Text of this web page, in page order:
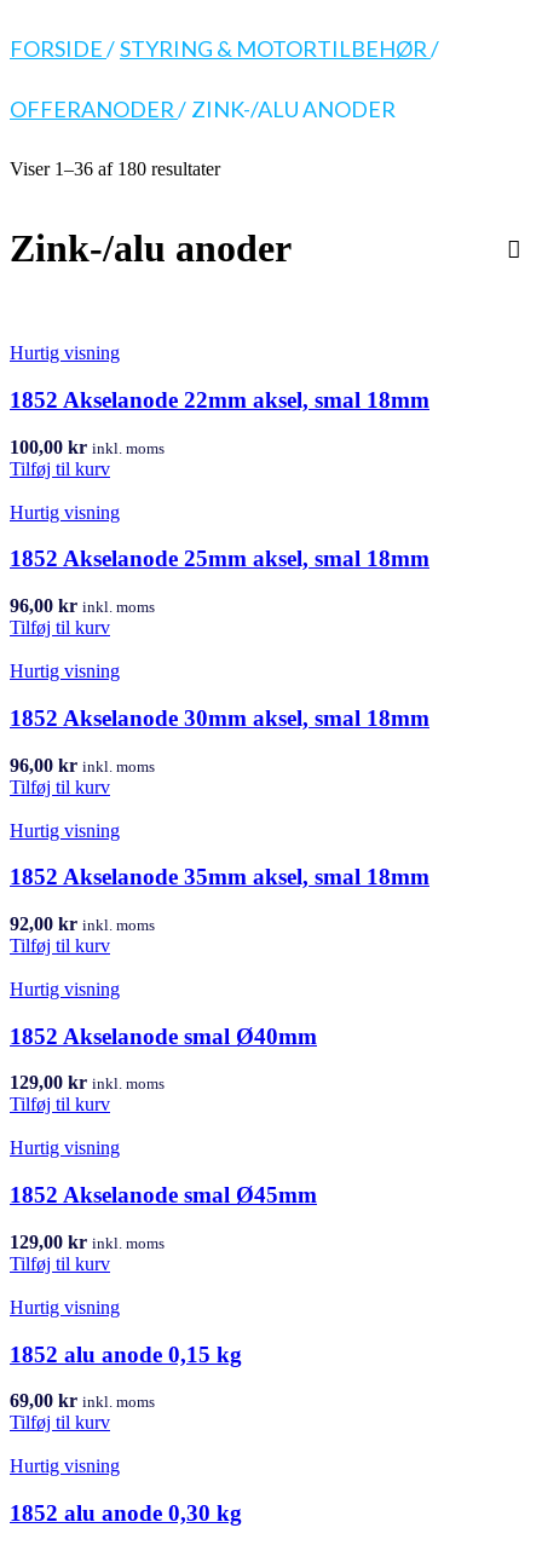
FORSIDE/STYRING & MOTORTILBEHØR/
OFFERANODER/ ZINK-/ALU ANODER
Viser 1–36 af 180 resultater
Zink-/alu anoder
Hurtig visning
1852 Akselanode 22mm aksel, smal 18mm
100,00 kr inkl. moms
Tilføj til kurv
Hurtig visning
1852 Akselanode 25mm aksel, smal 18mm
96,00 kr inkl. moms
Tilføj til kurv
Hurtig visning
1852 Akselanode 30mm aksel, smal 18mm
96,00 kr inkl. moms
Tilføj til kurv
Hurtig visning
1852 Akselanode 35mm aksel, smal 18mm
92,00 kr inkl. moms
Tilføj til kurv
Hurtig visning
1852 Akselanode smal Ø40mm
129,00 kr inkl. moms
Tilføj til kurv
Hurtig visning
1852 Akselanode smal Ø45mm
129,00 kr inkl. moms
Tilføj til kurv
Hurtig visning
1852 alu anode 0,15 kg
69,00 kr inkl. moms
Tilføj til kurv
Hurtig visning
1852 alu anode 0,30 kg